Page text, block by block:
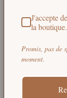
L’aventure
celle d'une
Pablo
est née
créations
J'accepte
la boutique.
Promis, pas de
moment.